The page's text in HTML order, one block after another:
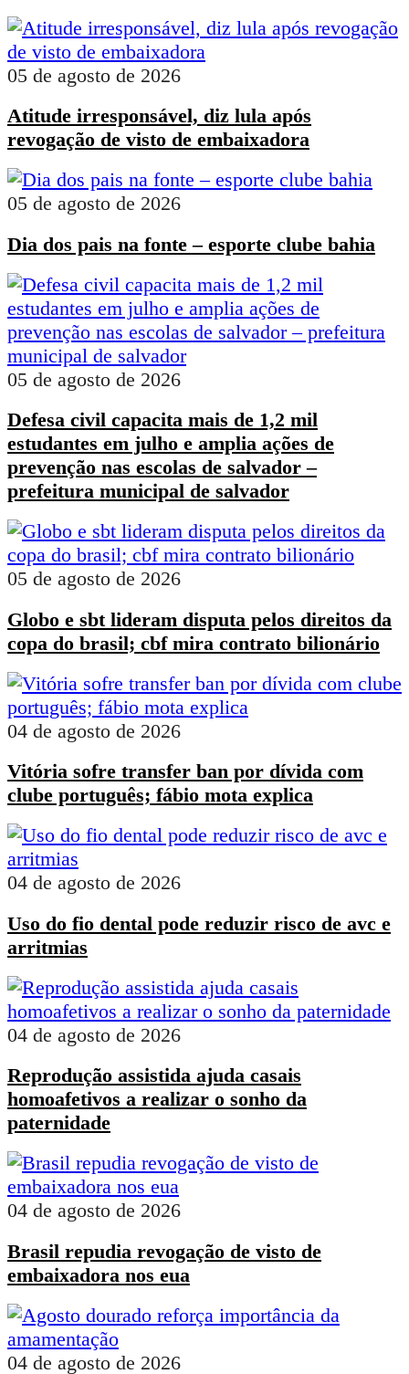
05 de agosto de 2026
Atitude irresponsável, diz lula após
revogação de visto de embaixadora
05 de agosto de 2026
Dia dos pais na fonte – esporte clube bahia
05 de agosto de 2026
Defesa civil capacita mais de 1,2 mil
estudantes em julho e amplia ações de
prevenção nas escolas de salvador –
prefeitura municipal de salvador
05 de agosto de 2026
Globo e sbt lideram disputa pelos direitos da
copa do brasil; cbf mira contrato bilionário
04 de agosto de 2026
Vitória sofre transfer ban por dívida com
clube português; fábio mota explica
04 de agosto de 2026
Uso do fio dental pode reduzir risco de avc e
arritmias
04 de agosto de 2026
Reprodução assistida ajuda casais
homoafetivos a realizar o sonho da
paternidade
04 de agosto de 2026
Brasil repudia revogação de visto de
embaixadora nos eua
04 de agosto de 2026